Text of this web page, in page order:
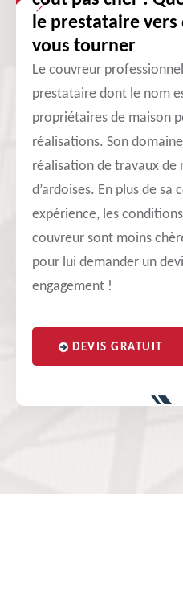
le prestataire vers
vous tourner
Le couvreur
prestataire dont le nom
propriétaires de maison
réalisations. Son
réalisation de travaux
d’ardoises. En plus de
expérience, les
couvreur sont moins
pour lui demander un
engagement !
DEVIS GRATUIT